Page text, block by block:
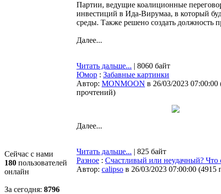
Сейчас с нами
180 пользователей
онлайн
За сегодня: 8796
Партии, ведущие коалиционные
инвестиций в Ида-Вирумаа, в который
среды. Также решено создать должность
Далее...
Читать дальше... | 8060 байт
Юмор : Забавные картинки
Автор: MONMOON в 26/03/2023 07:00:00
прочтений)
Далее...
Читать дальше... | 825 байт
Разное : Счастливый или неудачный?
Автор: calipso в 26/03/2023 07:00:00 (4915